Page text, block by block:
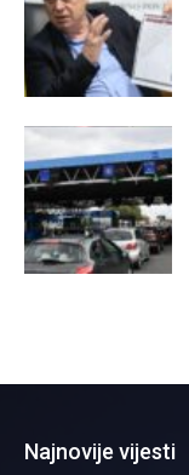
Najnovije vijesti